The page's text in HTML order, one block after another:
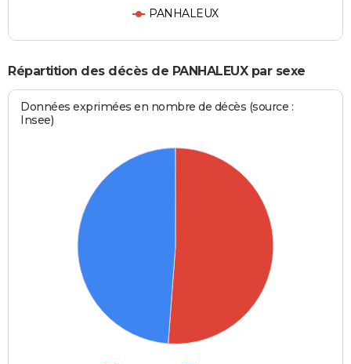
PANHALEUX
Répartition des décès de PANHALEUX par sexe
Données exprimées en nombre de décès (source :
Insee)